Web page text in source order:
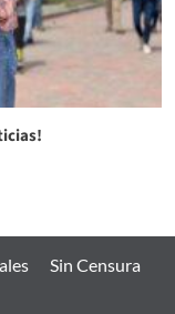
Sin Censura